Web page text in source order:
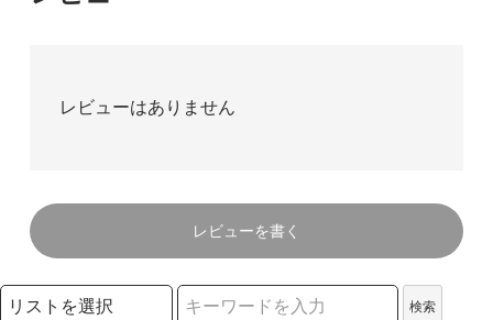
レビューはありません
レビューを書く
検索リストの選択
検索